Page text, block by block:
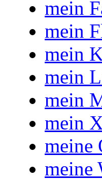
mein
mein
mein
mein
mein
mein
meine
meine